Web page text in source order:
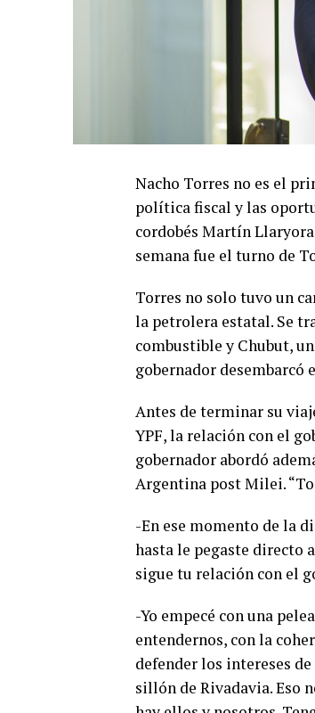
Nacho Torres no es el
política fiscal y las
cordobés Martín
semana fue el turno de
Torres no solo tuvo un
la petrolera estatal. Se
combustible y Chubut,
gobernador desembarcó
Antes de terminar su
YPF, la relación con el
gobernador abordó
Argentina post Milei.
-En ese momento de la
hasta le pegaste directo
sigue tu relación con el
-Yo empecé con una
entendernos, con la
defender los intereses
sillón de Rivadavia. Eso